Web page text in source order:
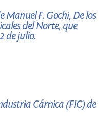
Manuel F. Gochi, De los
del Norte, que
de julio.
Cárnica (FIC) de